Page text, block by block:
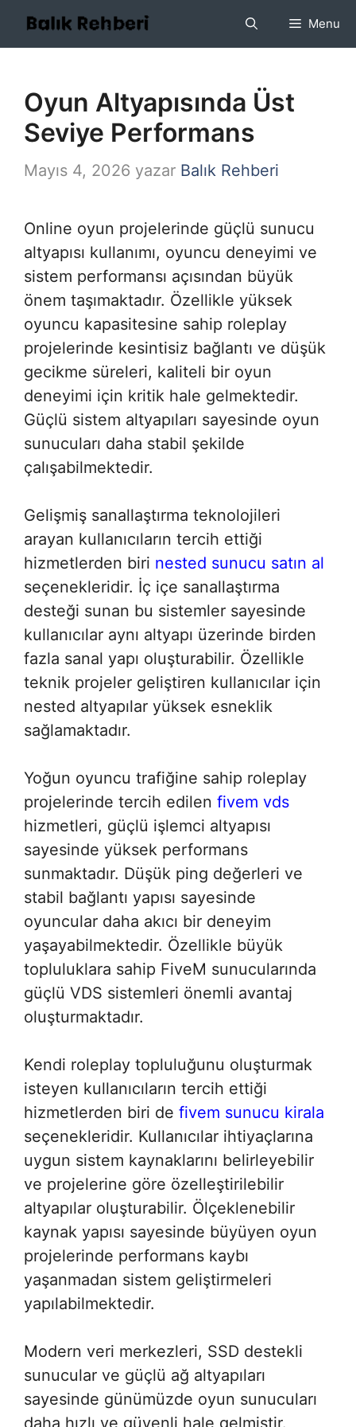
İçeriğe
Menu
Oyun Altyapısında Üst
Seviye Performans
Mayıs 4, 2026 yazar Balık Rehberi
Online oyun projelerinde güçlü sunucu
altyapısı kullanımı, oyuncu deneyimi ve
sistem performansı açısından büyük
önem taşımaktadır. Özellikle yüksek
oyuncu kapasitesine sahip roleplay
projelerinde kesintisiz bağlantı ve düşük
gecikme süreleri, kaliteli bir oyun
deneyimi için kritik hale gelmektedir.
Güçlü sistem altyapıları sayesinde oyun
sunucuları daha stabil şekilde
çalışabilmektedir.
Gelişmiş sanallaştırma teknolojileri
arayan kullanıcıların tercih ettiği
hizmetlerden biri nested sunucu satın al
seçenekleridir. İç içe sanallaştırma
desteği sunan bu sistemler sayesinde
kullanıcılar aynı altyapı üzerinde birden
fazla sanal yapı oluşturabilir. Özellikle
teknik projeler geliştiren kullanıcılar için
nested altyapılar yüksek esneklik
sağlamaktadır.
Yoğun oyuncu trafiğine sahip roleplay
projelerinde tercih edilen fivem vds
hizmetleri, güçlü işlemci altyapısı
sayesinde yüksek performans
sunmaktadır. Düşük ping değerleri ve
stabil bağlantı yapısı sayesinde
oyuncular daha akıcı bir deneyim
yaşayabilmektedir. Özellikle büyük
topluluklara sahip FiveM sunucularında
güçlü VDS sistemleri önemli avantaj
oluşturmaktadır.
Kendi roleplay topluluğunu oluşturmak
isteyen kullanıcıların tercih ettiği
hizmetlerden biri de fivem sunucu kirala
seçenekleridir. Kullanıcılar ihtiyaçlarına
uygun sistem kaynaklarını belirleyebilir
ve projelerine göre özelleştirilebilir
altyapılar oluşturabilir. Ölçeklenebilir
kaynak yapısı sayesinde büyüyen oyun
projelerinde performans kaybı
yaşanmadan sistem geliştirmeleri
yapılabilmektedir.
Modern veri merkezleri, SSD destekli
sunucular ve güçlü ağ altyapıları
sayesinde günümüzde oyun sunucuları
daha hızlı ve güvenli hale gelmiştir.